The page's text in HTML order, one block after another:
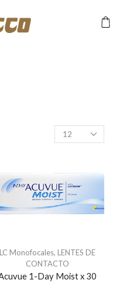
Productos
por
LC Monofocales, LENTES DE
CONTACTO
1-Day Moist x 30